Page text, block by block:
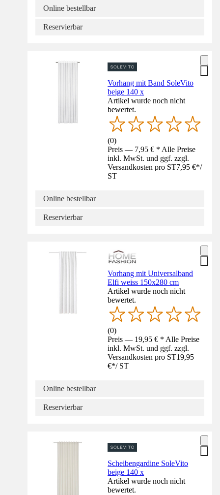
Online bestellbar
Reservierbar
Vorhang mit Band SoleVito
beige 140 x
Artikel wurde noch nicht
bewertet.
(0)
Preis — 7,95 € * Alle Preise
inkl. MwSt. und ggf. zzgl.
Versandkosten pro ST7,95 €*/
ST
Online bestellbar
Reservierbar
Vorhang mit Universalband
Elfi weiss 150x280 cm
Artikel wurde noch nicht
bewertet.
(0)
Preis — 19,95 € * Alle Preise
inkl. MwSt. und ggf. zzgl.
Versandkosten pro ST19,95
€*/ ST
Online bestellbar
Reservierbar
Scheibengardine SoleVito
beige 140 x
Artikel wurde noch nicht
bewertet.